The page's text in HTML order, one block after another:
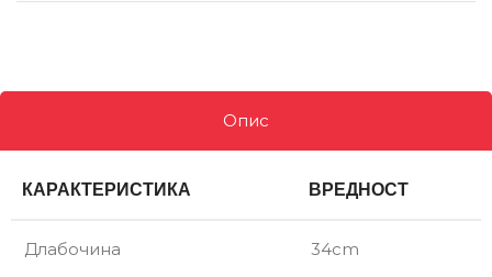
Опис
КАРАКТЕРИСТИКА ВРЕДНОСТ
Длабочина 34cm